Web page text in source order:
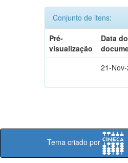
Conjunto de itens:
Pré-
visualização
Data do
21-
Tema criado por